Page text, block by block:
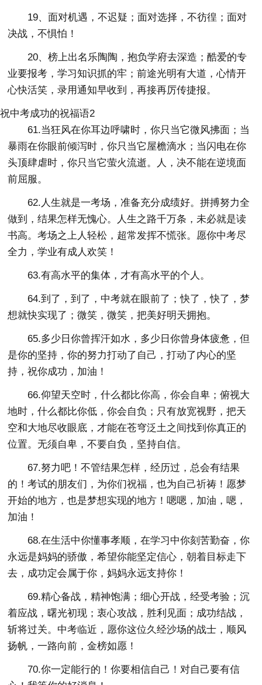
19、面对机遇，不迟疑；面对选择，不彷徨；面对
决战，不惧怕！
20、榜上出名乐陶陶，抱负学府去深造；酷爱的专
业要报考，学习知识抓的牢；前途光明有大道，心情开
心快活笑，录用通知早收到，再接再厉传捷报。
祝中考成功的祝福语2
61.当狂风在你耳边呼啸时，你只当它微风拂面；当
暴雨在你眼前倾泻时，你只当它屋檐滴水；当闪电在你
头顶肆虐时，你只当它萤火流逝。人，决不能在逆境面
前屈服。
62.人生就是一考场，准备充分成绩好。拼搏努力全
做到，结果怎样无愧心。人生之路千万条，未必就是读
书高。考场之上人轻松，超常发挥不慌张。愿你中考尽
全力，学业有成人欢笑！
63.有高水平的集体，才有高水平的个人。
64.到了，到了，中考就在眼前了；快了，快了，梦
想就快实现了；微笑，微笑，把美好明天拥抱。
65.多少日你曾挥汗如水，多少日你曾身体疲惫，但
是你的坚持，你的努力打动了自己，打动了内心的坚
持，祝你成功，加油！
66.仰望天空时，什么都比你高，你会自卑；俯视大
地时，什么都比你低，你会自负；只有放宽视野，把天
空和大地尽收眼底，才能在苍穹泛土之间找到你真正的
位置。无须自卑，不要自负，坚持自信。
67.努力吧！不管结果怎样，经历过，总会有结果
的！考试的朋友们，为你们祝福，也为自己祈祷！愿梦
开始的地方，也是梦想实现的地方！嗯嗯，加油，嗯，
加油！
68.在生活中你懂事孝顺，在学习中你刻苦勤奋，你
永远是妈妈的骄傲，希望你能坚定信心，朝着目标走下
去，成功定会属于你，妈妈永远支持你！
69.精心备战，精神饱满；细心开战，经受考验；沉
着应战，曙光初现；衷心攻战，胜利见面；成功结战，
斩将过关。中考临近，愿你这位久经沙场的战士，顺风
扬帆，一路向前，金榜如愿！
70.你一定能行的！你要相信自己！对自己要有信